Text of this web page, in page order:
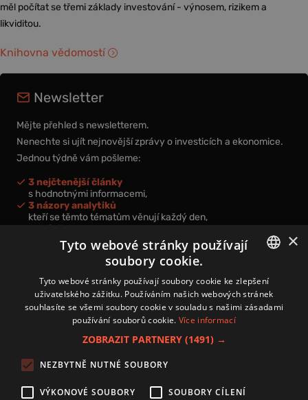
měl počítat se třemi základy investování - výnosem, rizikem a
likviditou.
Knihovna vědomostí
Newsletter
Mějte přehled s newsletterem.
Nenechte si ujít nejnovější zprávy o investicích a ekonomice.
Jednou týdně vám pošleme:
3 nejčtenější články
s hodnotnými informacemi,
3 názory analytiků
kteří se těmto tématům věnují každý den,
nová videa a podcasty
k prohloubení vašich znalostí.
Přihlášením k newsletteru vyjadřujete svůj souhlas spodmínkami
zpracování osobních údajů.
Zásady používání souborů cookies
Autoři
CZECH
×
Tyto webové stránky používají
soubory cookie.
Tyto webové stránky používají soubory cookie ke zlepšení
uživatelského zážitku. Používáním našich webových stránek
souhlasíte se všemi soubory cookie v souladu s našimi zásadami
používání souborů cookie. Více informací
ZOBRAZIT PARTNERY (1491) →
NEZBYTNĚ NUTNÉ SOUBORY
VÝKONOVÉ SOUBORY SOUBORY CÍLENÍ